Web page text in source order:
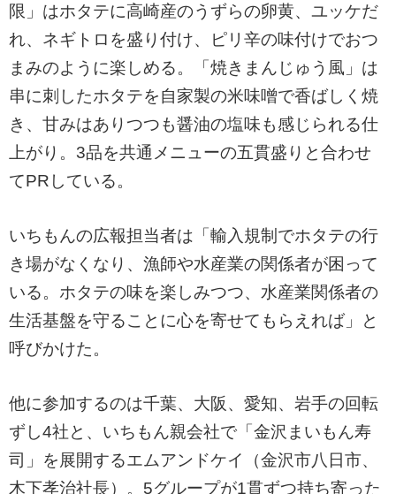
限」はホタテに高崎産のうずらの卵黄、ユッケだ
れ、ネギトロを盛り付け、ピリ辛の味付けでおつ
まみのように楽しめる。「焼きまんじゅう風」は
串に刺したホタテを自家製の米味噌で香ばしく焼
き、甘みはありつつも醤油の塩味も感じられる仕
上がり。3品を共通メニューの五貫盛りと合わせ
てPRしている。
いちもんの広報担当者は「輸入規制でホタテの行
き場がなくなり、漁師や水産業の関係者が困って
いる。ホタテの味を楽しみつつ、水産業関係者の
生活基盤を守ることに心を寄せてもらえれば」と
呼びかけた。
他に参加するのは千葉、大阪、愛知、岩手の回転
ずし4社と、いちもん親会社で「金沢まいもん寿
司」を展開するエムアンドケイ（金沢市八日市、
木下孝治社長）。5グループが1貫ずつ持ち寄った